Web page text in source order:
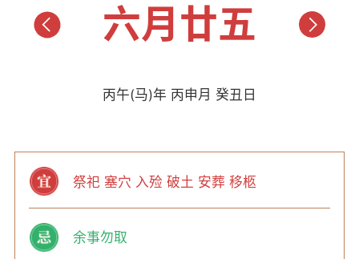
六月廿五
丙午(马)年 丙申月 癸丑日
祭祀 塞穴 入殓 破土 安葬 移柩
余事勿取